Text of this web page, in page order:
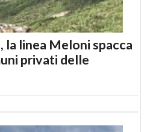
la linea Meloni spacca
privati delle